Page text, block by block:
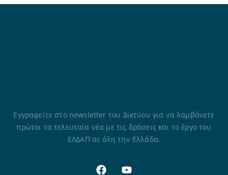
Εγγραφείτε στο newsletter του Δικτύου για να λαμβάνετε
πρώτοι τα τελευταία νέα με τις δράσεις και το έργο του
ΕΛΔΑΠ σε όλη την Ελλάδα.